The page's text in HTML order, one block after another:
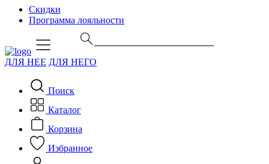
Скидки
Программа лояльности
ДЛЯ НЕЕ ДЛЯ НЕГО
Поиск
Каталог
Корзина
Избранное